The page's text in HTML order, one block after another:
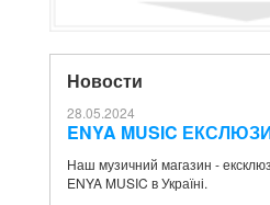
Новости
28.05.2024
ENYA MUSIC
Наш музичний магазин -
ENYA MUSIC в Україні.